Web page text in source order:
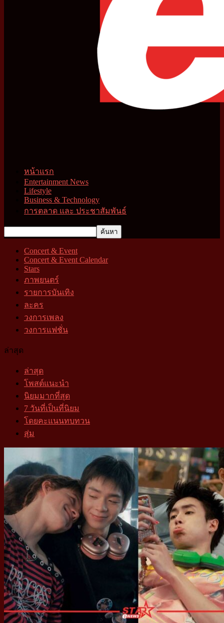
หน้าแรก
Entertainment News
Lifestyle
Business & Technology
การตลาด และ ประชาสัมพันธ์
Concert & Event
Concert & Event Calendar
Stars
ภาพยนตร์
รายการบันเทิง
ละคร
วงการเพลง
วงการแฟชั่น
ล่าสุด
ล่าสุด
โพสต์แนะนำ
นิยมมากที่สุด
7 วันที่เป็นที่นิยม
โดยคะแนนทบทวน
สุ่ม